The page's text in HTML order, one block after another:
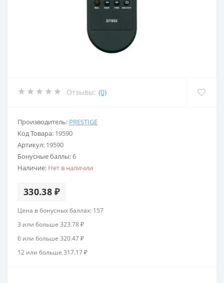
Отзывы: (0)
Производитель: PRESTIGE
Код Товара: 19590
Артикул: 19590
Бонусные баллы:6
Наличие: Нет в наличии
330.38 ₽
Цена в бонусных баллах: 157
3 или больше 323.78 ₽
6 или больше 320.47 ₽
12 или больше 317.17 ₽